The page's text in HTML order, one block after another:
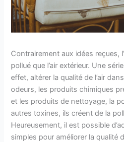
Contrairement aux idées reçues,
pollué que l’air extérieur. Une
effet, altérer la qualité de l’air
odeurs, les produits chimiques
et les produits de nettoyage, la
autres toxines, ils créent de la
Heureusement, il est possible
simples pour améliorer la qualité